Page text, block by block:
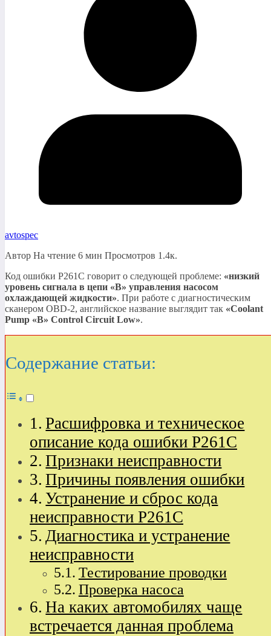
avtospec
Автор На чтение 6 мин Просмотров 1.4к.
Код ошибки P261C говорит о следующей проблеме: «низкий
уровень сигнала в цепи «B» управления насосом
охлаждающей жидкости». При работе с диагностическим
сканером OBD-2, английское название выглядит так «Coolant
Pump «B» Control Circuit Low».
Содержание статьи:
Расшифровка и техническое
описание кода ошибки P261C
Признаки неисправности
Причины появления ошибки
Устранение и сброс кода
неисправности P261C
Диагностика и устранение
неисправности
Тестирование проводки
Проверка насоса
На каких автомобилях чаще
встречается данная проблема